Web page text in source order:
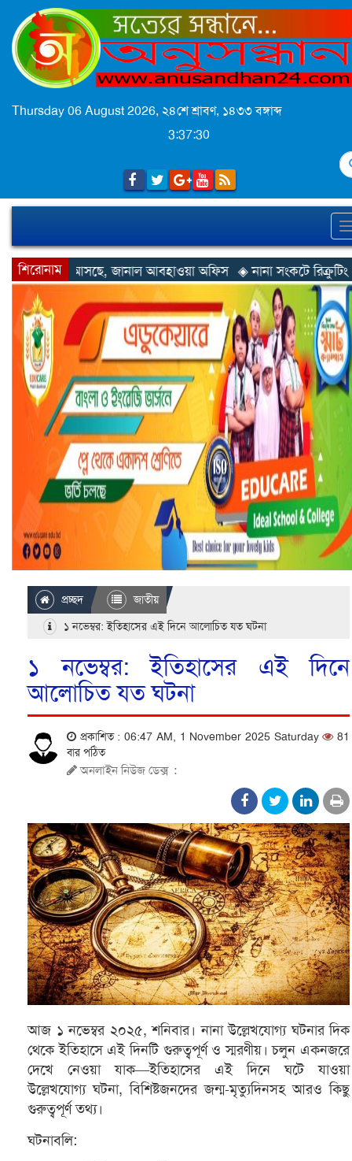
Thursday 06 August 2026, ২৪শে শ্রাবণ, ১৪৩৩ বঙ্গাব্দ
3:37:32
শিরোনাম
আবহাওয়া অফিস ◈ নানা সংকটে রিক্রুটিং এজেন্সি, হুমকির মুখে শ্রম
প্রচ্ছদ
জাতীয়
১ নভেম্বর: ইতিহাসের এই দিনে আলোচিত যত ঘটনা
১ নভেম্বর: ইতিহাসের এই দিনে
আলোচিত যত ঘটনা
প্রকাশিত : 06:47 AM, 1 November 2025 Saturday
81
বার পঠিত
অনলাইন নিউজ ডেক্স :
আজ ১ নভেম্বর ২০২৫, শনিবার। নানা উল্লেখযোগ্য ঘটনার দিক
থেকে ইতিহাসে এই দিনটি গুরুত্বপূর্ণ ও স্মরণীয়। চলুন একনজরে
দেখে নেওয়া যাক—ইতিহাসের এই দিনে ঘটে যাওয়া
উল্লেখযোগ্য ঘটনা, বিশিষ্টজনদের জন্ম-মৃত্যুদিনসহ আরও কিছু
গুরুত্বপূর্ণ তথ্য।
ঘটনাবলি: